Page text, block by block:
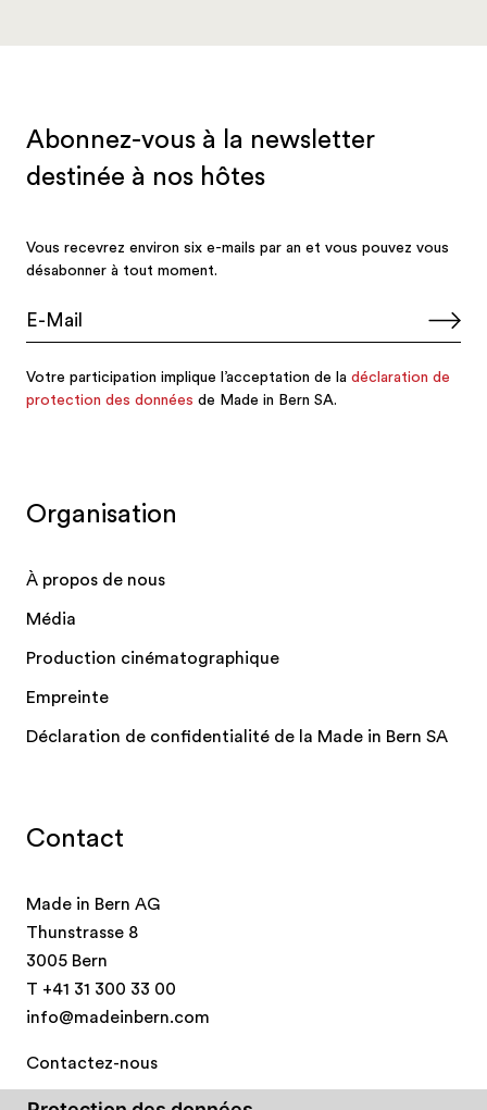
Contact
Made in Bern AG
Thunstrasse 8
3005 Bern
T +41 31 300 33 00
info@madeinbern.com
Contactez-nous
Organisation
À propos de nous
Média
Production cinématographique
Empreinte
Déclaration de confidentialité de la Made in Bern SA